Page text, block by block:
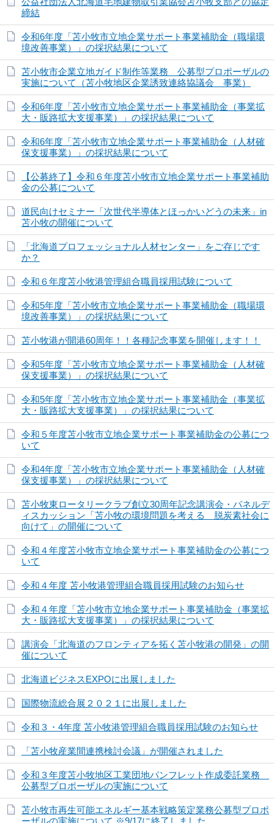
締結
令和6年度「苫小牧市立地企業サポート事業補助金（職場環
境改善事業）」の採択結果について
苫小牧市企業立地ガイド制作等業務 公募型プロポーザルの
実施について（苫小牧地区企業誘致連絡協議会 事業）
令和6年度「苫小牧市立地企業サポート事業補助金（事業拡
大・販路拡大支援事業）」の採択結果について
令和6年度「苫小牧市立地企業サポート事業補助金（人材確
保支援事業）」の採択結果について
【公募終了】令和６年度苫小牧市立地企業サポート事業補助
金の公募について
道民向けセミナー「次世代半導体とほっかいどうの未来」in
苫小牧の開催について
「北海道プロフェッショナル人材センター」をご存じです
か？
令和６年度苫小牧港管理組合職員採用試験について
令和5年度「苫小牧市立地企業サポート事業補助金（職場環
境改善事業）」の採択結果について
苫小牧港が開港60周年！！各種記念事業を開催します！！
令和5年度「苫小牧市立地企業サポート事業補助金（人材確
保支援事業）」の採択結果について
令和5年度「苫小牧市立地企業サポート事業補助金（事業拡
大・販路拡大支援事業）」の採択結果について
令和５年度苫小牧市立地企業サポート事業補助金の公募につ
いて
令和4年度「苫小牧市立地企業サポート事業補助金（人材確
保支援事業）」の採択結果について
苫小牧東ロータリークラブ創立30周年記念講演会・パネルデ
ィスカッション「苫小牧の環境問題を考える 脱炭素社会に
向けて」の開催について
令和４年度苫小牧市立地企業サポート事業補助金の公募につ
いて
令和４年度 苫小牧港管理組合職員採用試験のお知らせ
令和４年度「苫小牧市立地企業サポート事業補助金（事業拡
大・販路拡大支援事業）」の採択結果について
講演会「北海道のフロンティアを拓く苫小牧港の開発」の開
催について
北海道ビジネスEXPOに出展しました
国際物流総合展２０２１に出展しました
令和３・4年度 苫小牧港管理組合職員採用試験のお知らせ
「苫小牧産業間連携検討会議」が開催されました
令和３年度苫小牧地区工業団地パンフレット作成委託業務
公募型プロポーザルの実施について
苫小牧市再生可能エネルギー基本戦略策定業務公募型プロポ